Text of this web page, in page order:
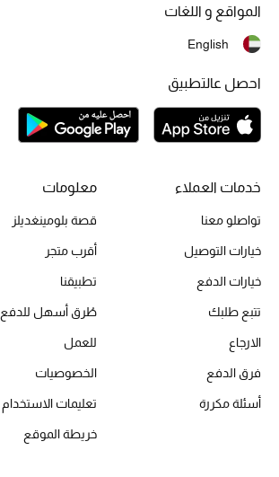
الموسم الجديد
أحذية النسائية
تشكيلة الأحذية
الأحذية الرجالية
أحذية للأطفال
أبرز المصممين
تسوقوا الأحذية
خدمات العملاء
تواصلو معنا
خيارات التوصيل
خيارات الدفع
تتبع طلبك
الارجاع
فرق الدفع
أسئلة مكررة
معلومات
قصة بلومينغديلز
أقرب متجر
تطبيقنا
طُرق أسهل للدفع
للعمل
الخصوصيات
تعليمات الاستخدام
خريطة الموقع
المواقع و اللغات
English
احصل عالتطبيق